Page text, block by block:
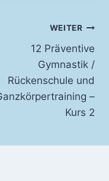
WEITER
12 Präventive
Gymnastik /
Rückenschule und
–
Kurs 2